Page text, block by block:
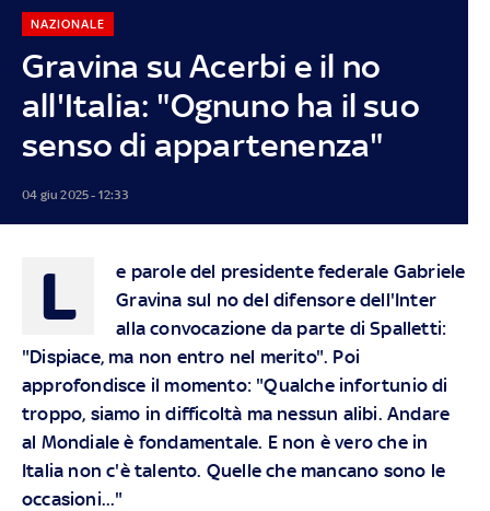
Gravina su Acerbi e il no
all'Italia: "Ognuno ha il suo
senso di appartenenza"
NAZIONALE
04 giu 2025 - 12:33
L
e parole del presidente federale Gabriele
Gravina sul no del difensore dell'Inter
alla convocazione da parte di Spalletti:
"Dispiace, ma non entro nel merito". Poi
approfondisce il momento: "Qualche infortunio di
troppo, siamo in difficoltà ma nessun alibi. Andare
al Mondiale è fondamentale. E non è vero che in
Italia non c'è talento. Quelle che mancano sono le
occasioni..."